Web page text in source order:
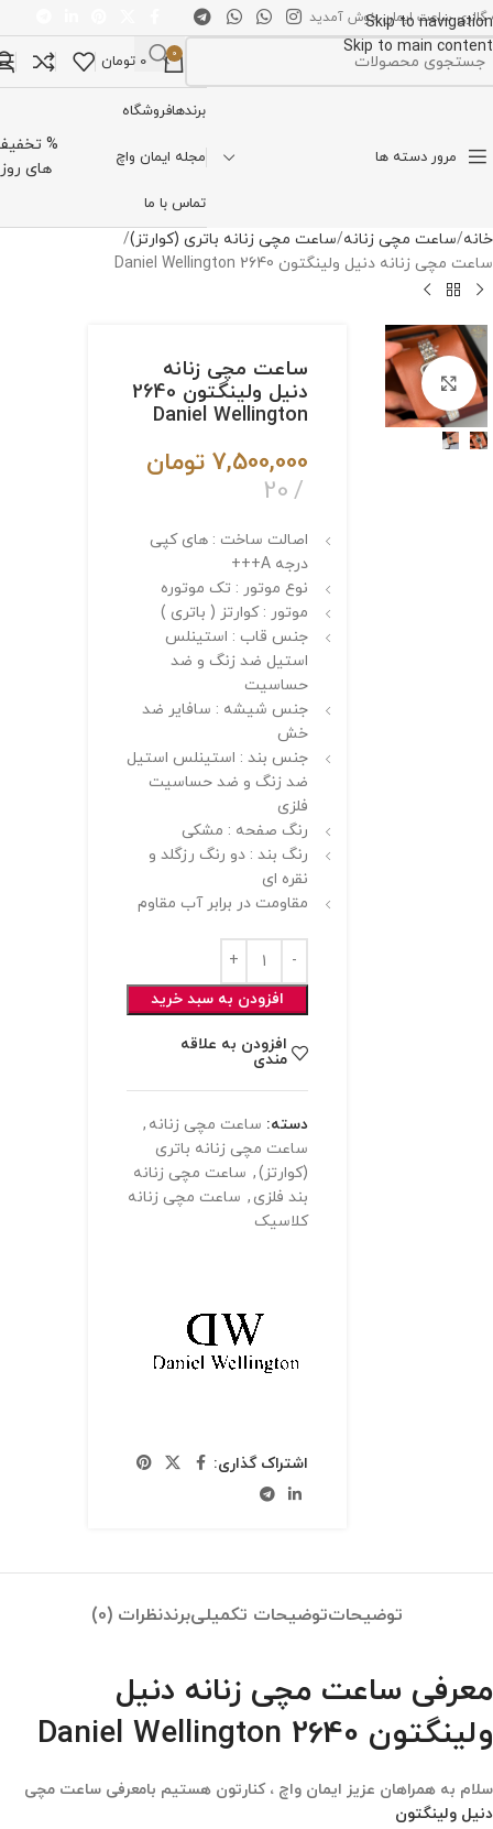
Skip to navigation
Skip to main content
گالری ساعت ایمان خوش آمدید
0
0 تومان
مرور دسته ها
برندهافروشگاه
مجله ایمان واچ
تماس با ما
%
های روز
خانه ساعت مچی زنانه ساعت مچی زنانه باتری (کوارتز)
ساعت مچی زنانه دنیل ولینگتون 2640 Daniel Wellington
برای بزرگنمایی کلیک کنیدساعت مچی زنانه
دنیل ولینگتون 2640
Daniel Wellington
7,500,000 تومان
20
اصالت ساخت : های کپی
درجه A+++
نوع موتور : تک موتوره
موتور : کوارتز ( باتری )
جنس قاب : استینلس
استیل ضد زنگ و ضد
حساسیت
جنس شیشه : سافایر ضد
خش
جنس بند : استینلس استیل
ضد زنگ و ضد حساسیت
فلزی
رنگ صفحه : مشکی
رنگ بند : دو رنگ رزگلد و
نقره ای
مقاومت در برابر آب مقاوم
افزودن به سبد خرید
افزودن به علاقه
مندی
دسته: ساعت مچی زنانه ,
ساعت مچی زنانه باتری
(کوارتز), ساعت مچی زنانه
بند فلزی , ساعت مچی زنانه
کلاسیک
اشتراک گذاری:
توضیحاتتوضیحات تکمیلیبرندنظرات (0)
معرفی ساعت مچی زنانه دنیل
ولینگتون 2640 Daniel Wellington
سلام به همراهان عزیز ایمان واچ ، کنارتون هستیم بامعرفی ساعت مچی
دنیل ولینگتون